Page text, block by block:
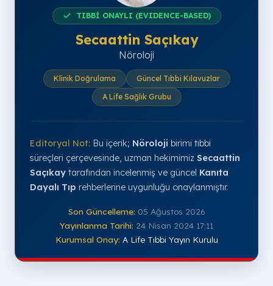
TIBBİ ONAYLI (EVIDENCE-BASED)
Secaattin Saçıkay
Nöroloji
Klinik Doğrulama
Güncel Tıbbi Kılavuzlar
A Life Sağlık Grubu
Editoryal Not: Bu içerik; Nöroloji birimi tıbbi
süreçleri çerçevesinde, uzman hekimimiz Secaattin
Saçıkay tarafından incelenmiş ve güncel Kanıta
Dayalı Tıp rehberlerine uygunluğu onaylanmıştır.
Son Güncelleme: 05 Ağustos 2026
Yayınlanma Tarihi: 24 Nisan 2024 17:11
Kurumsal Onay: A Life Tıbbi Yayın Kurulu